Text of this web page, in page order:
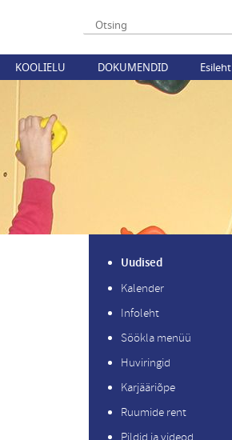
KOOLIELU DOKUMENDID Esileht
Uudised
Kalender
Infoleht
Söökla menüü
Huviringid
Karjääriõpe
Ruumide rent